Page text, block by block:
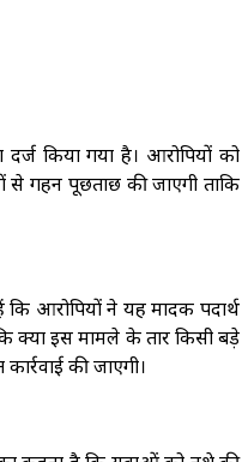
किया गया है। आरोपियों को
से गहन पूछताछ की जाएगी ताकि
आरोपियों ने यह मादक पदार्थ
क्या इस मामले के तार किसी बड़े
की जाएगी।